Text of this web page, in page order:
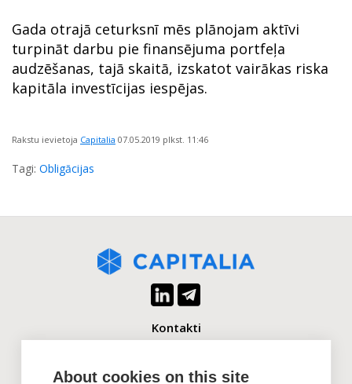
About cookies on this site
Gada otrajā ceturksnī mēs plānojam aktīvi
turpināt darbu pie finansējuma portfeļa
audzēšanas, tajā skaitā, izskatot vairākas riska
kapitāla investīcijas iespējas.
Rakstu ievietoja Capitalia 07.05.2019 plkst. 11:46
Tagi: Obligācijas
Kontakti
+371 2880 0880